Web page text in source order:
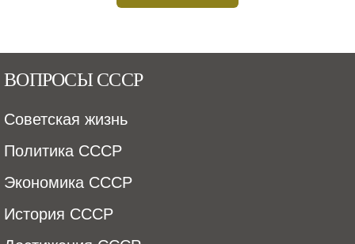
ВОПРОСЫ СССР
Советская жизнь
Политика СССР
Экономика СССР
История СССР